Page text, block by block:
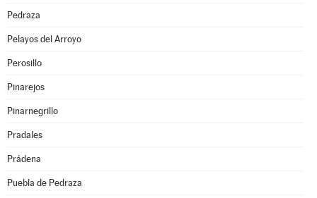
Pedraza
Pelayos del Arroyo
Perosillo
Pinarejos
Pinarnegrillo
Pradales
Prádena
Puebla de Pedraza